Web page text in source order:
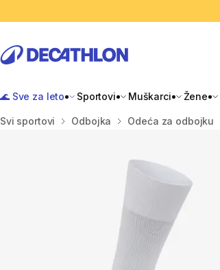
🌊 Sve za leto Sportovi Muškarci Žene
Početna stranica
Svi sportovi Odbojka Odeća za odbojku